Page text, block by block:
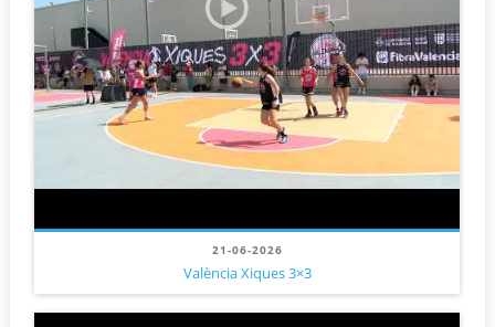
21-06-2026
València Xiques 3×3